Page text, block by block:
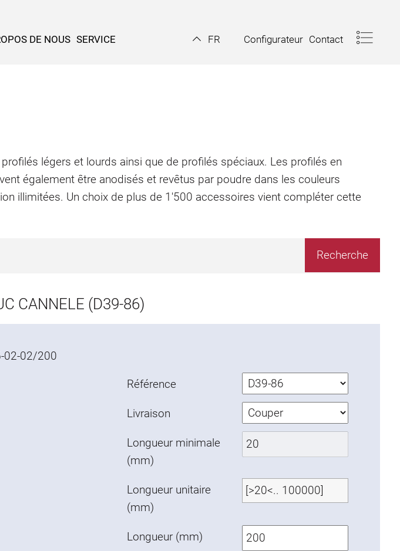
DE NOUS SERVICE FR Configurateur Contact
légers et lourds ainsi que de profilés spéciaux. Les profilés en
également être anodisés et revêtus par poudre dans les couleurs
illimitées. Un choix de plus de 1'500 accessoires vient compléter cette
CANNELE (D39-86)
02-02/200
Référence
Livraison
Longueur minimale
(mm)
Longueur unitaire
(mm)
Longueur (mm)